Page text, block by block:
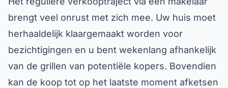
brengt veel onrust met zich mee. Uw huis moet
herhaaldelijk klaargemaakt worden voor
bezichtigingen en u bent wekenlang afhankelijk
van de grillen van potentiële kopers. Bovendien
kan de koop tot op het laatste moment afketsen